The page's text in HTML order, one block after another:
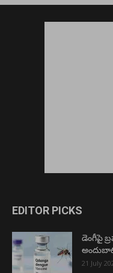
EDITOR PICKS
డెంగీపై
21 July